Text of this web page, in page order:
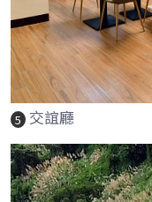
5 交誼廳